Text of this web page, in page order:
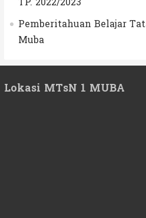
Pemberitahuan Belajar
Muba
Lokasi MTsN 1 MUBA